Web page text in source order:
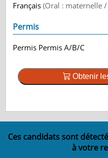
Français(Oral : maternelle
Permis
Permis Permis A/B/C
Obtenir
Ces candidats sont
à votre